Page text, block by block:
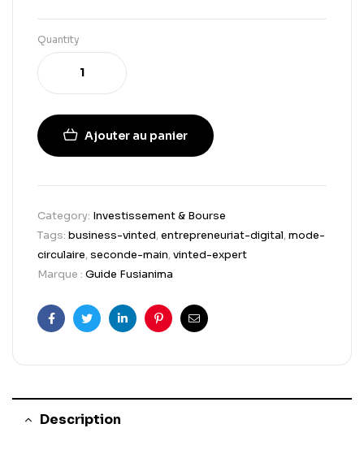
Quantity
Ajouter au panier
Category: Investissement & Bourse
Tags: business-vinted,entrepreneuriat-digital,mode-
circulaire,seconde-main,vinted-expert
Marque : Guide Fusianima
FacebookTwitterLinkedinPinterestEmail
Description